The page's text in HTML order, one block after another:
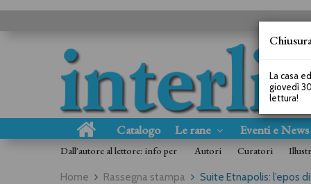
Catalogo Le rane Eventi e News
Dall'autore al lettore: info per Autori Curatori
Home Rassegna stampa Suite Etnapolis: l’epos
La casa
giovedì
lettura!